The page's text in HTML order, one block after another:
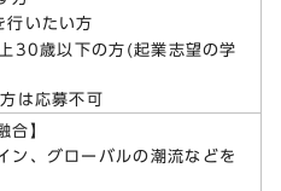
いたい方
30歳以下の方(起業志望の学
は応募不可
合】
ン、グローバルの潮流などを